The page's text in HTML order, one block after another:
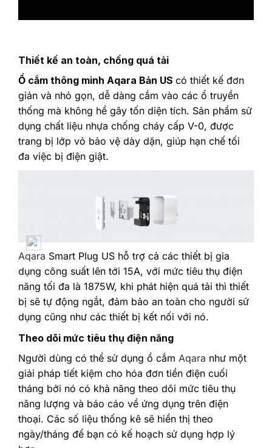
Thiết kế an toàn, chống quá tải
Ổ cắm thông minh Aqara Bản US có thiết kế đơn
giản và nhỏ gọn, dễ dàng cắm vào các ổ truyền
thống mà không hề gây tốn diện tích. Sản phẩm sử
dụng chất liệu nhựa chống cháy cấp V-0, được
trang bị lớp vỏ bảo vệ dày dặn, giúp hạn chế tối
đa việc bị điện giật.
Aqara Smart Plug US hỗ trợ cả các thiết bị gia
dụng công suất lên tới 15A, với mức tiêu thụ điện
năng tối đa là 1875W, khi phát hiện quá tải thì thiết
bị sẽ tự động ngắt, đảm bảo an toàn cho người sử
dụng cũng như các thiết bị kết nối với nó.
Theo dõi mức tiêu thụ điện năng
Người dùng có thể sử dụng ổ cắm Aqara như một
giải pháp tiết kiệm cho hóa đơn tiền điện cuối
tháng bởi nó có khả năng theo dõi mức tiêu thụ
năng lượng và báo cáo về ứng dụng trên điện
thoại. Các số liệu thống kê sẽ hiển thị theo
ngày/tháng để bạn có kế hoạch sử dụng hợp lý